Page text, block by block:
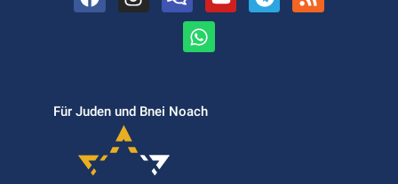
Für Juden und Bnei Noach